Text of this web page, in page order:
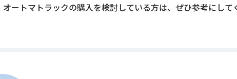
オートマトラックの購入を検討している方は、ぜひ参考にして